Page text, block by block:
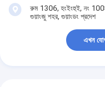
রুম 1306, হংইংহুই, নং 1008,
গুয়াংজু শহর, গুয়াংডং প্রদেশ
এখন